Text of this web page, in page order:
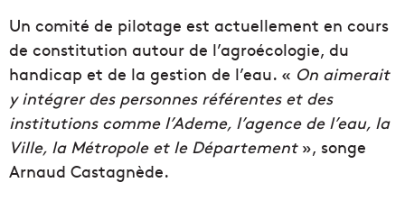
Un comité de pilotage est actuellement en cours
de constitution autour de l’agroécologie, du
handicap et de la gestion de l’eau. « On aimerait
y intégrer des personnes référentes et des
institutions comme l’Ademe, l’agence de l’eau, la
Ville, la Métropole et le Département», songe
Arnaud Castagnède.